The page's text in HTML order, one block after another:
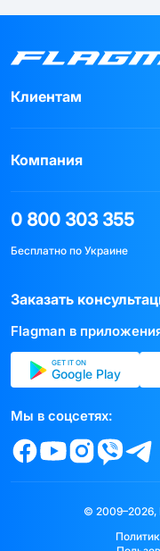
Клиентам
Компания
0 800 303 355
Бесплатно по Украине
Заказать
Flagman в
GET IT ON
Google Play
Мы в соцсетях:
© 2009–2026,